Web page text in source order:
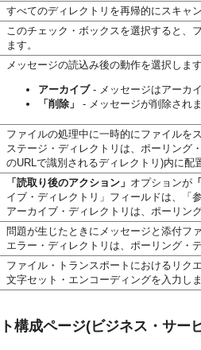
すべてのディレクトリを再帰的にスキャ
このチェック・ボックスを選択すると、
ます。
メッセージの読込み後の動作を選択しま
アーカイブ- メッセージはアーカ
「削除」
- メッセージが削除され
ファイルの処理中に一時的にファイルを
ステージ・ディレクトリは、ポーリング
のURLで識別されるディレクトリ)内に配
「読取り後のアクション」 オプションが
イブ・ディレクトリ」フィールドは、「
アーカイブ・ディレクトリは、ポーリン
問題が生じたときにメッセージと添付フ
エラー・ディレクトリは、ポーリング・
ファイル・トランスポートにおけるリク
文字セット・エンコーディングを入力し
構成ページ(ビジネス・サー